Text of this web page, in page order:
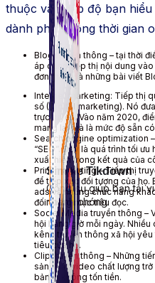
Simple Tikdown
Công cụ giúp bạn tải
nhanh chóng.
thuộc vào cấp độ bạn
dành phần đông thời gian
Blog truyền thông – tại thời
áp dụng tiếp thị nội dung
đơn thuần là những bài viết
Internet marketing: Tiếp thị
số (Digital marketing). Nó
trực tuyến. Vào năm 2020,
mang lại mà là mức độ sẵn
Search engine optimization
“SEO”. Đây là quá trình tối
xuất hiện trong kết quả của
Print marketing – Tiếp thị
để tiếp xúc đối tượng của
ads và những chức năng
đối tượng mục tiêu đọc.
Social Media truyền thông –
hội hàng giờ mỗi ngày.
kênh truyền thông xã hội
tiêu của họ.
Clip truyền thông – Những
sản xuất video chất lượng
bản là không tốn tiền.